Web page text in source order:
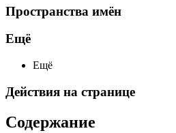
Пространства имён
Ещё
Ещё
Действия на странице
Содержание